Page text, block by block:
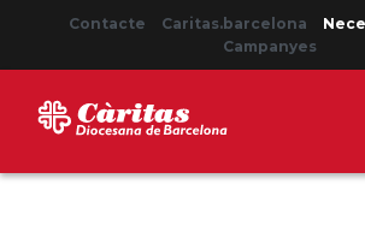
Contacte Caritas.barcelona
Campanyes